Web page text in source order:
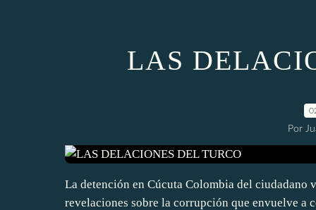
LAS
Por
La detención en Cúcuta Colombia del
revelaciones sobre la corrupción que envuelve a